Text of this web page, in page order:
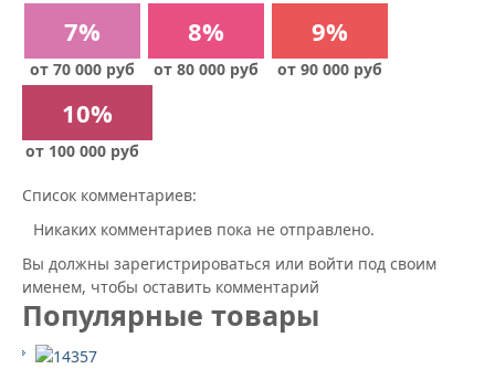
7%
от 70 000 руб
8%
от 80 000 руб
9%
от 90 000 руб
10%
от 100 000 руб
Список комментариев:
Никаких комментариев пока не отправлено.
Вы должны зарегистрироваться или войти под своим
именем, чтобы оставить комментарий
Популярные товары